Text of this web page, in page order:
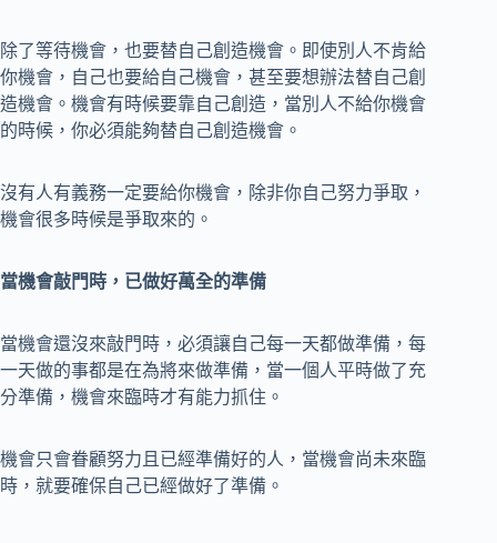
除了等待機會，也要替自己創造機會。即使別人不肯給
你機會，自己也要給自己機會，甚至要想辦法替自己創
造機會。機會有時候要靠自己創造，當別人不給你機會
的時候，你必須能夠替自己創造機會。
沒有人有義務一定要給你機會，除非你自己努力爭取，
機會很多時候是爭取來的。
當機會敲門時，已做好萬全的準備
當機會還沒來敲門時，必須讓自己每一天都做準備，每
一天做的事都是在為將來做準備，當一個人平時做了充
分準備，機會來臨時才有能力抓住。
機會只會眷顧努力且已經準備好的人，當機會尚未來臨
時，就要確保自己已經做好了準備。